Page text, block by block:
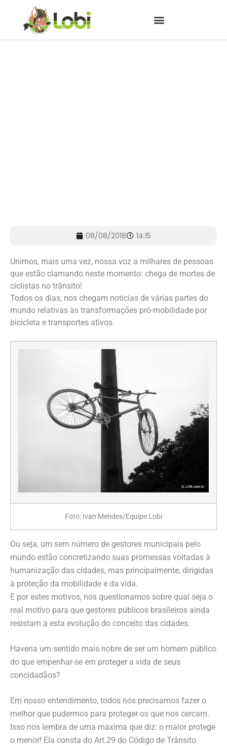
08/08/2018 14:15
Unimos, mais uma vez, nossa voz a milhares de pessoas
que estão clamando neste momento: chega de mortes de
ciclistas no trânsito!
Todos os dias, nos chegam notícias de várias partes do
mundo relativas às transformações pró-mobilidade por
bicicleta e transportes ativos.
Foto: Ivan Mendes/Equipe Lobi
Ou seja, um sem número de gestores municipais pelo
mundo estão concretizando suas promessas voltadas à
humanização das cidades, mas principalmente, dirigidas
à proteção da mobilidade e da vida.
E por estes motivos, nos questionamos sobre qual seja o
real motivo para que gestores públicos brasileiros ainda
resistam a esta evolução do conceito das cidades.
Haveria um sentido mais nobre de ser um homem público
do que empenhar-se em proteger a vida de seus
concidadãos?
Em nosso entendimento, todos nós precisamos fazer o
melhor que pudermos para proteger os que nos cercam.
Isso nos lembra de uma máxima que diz: o maior protege
o menor! Ela consta do Art.29 do Código de Trânsito